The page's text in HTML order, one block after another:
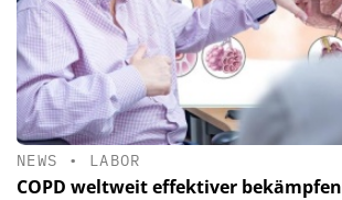
NEWS • LABOR
COPD weltweit effektiver bekämpfen